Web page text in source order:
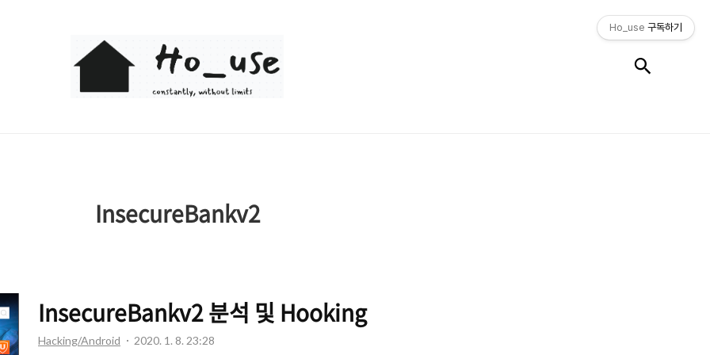
Ho_use
InsecureBankv2
InsecureBankv2 분석 및 Hooking
Hacking/Android 2020. 1. 8. 23:28
Ho_use 구독하기